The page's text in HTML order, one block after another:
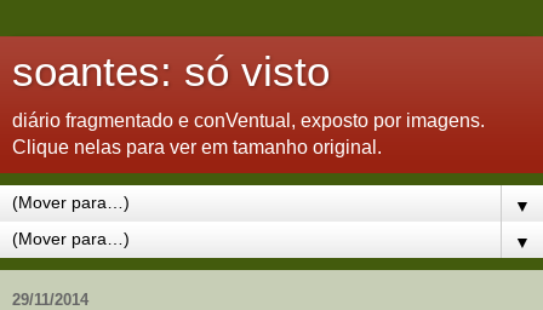
soantes: só visto
diário fragmentado e conVentual, exposto por imagens.
Clique nelas para ver em tamanho original.
▼
▼
29/11/2014